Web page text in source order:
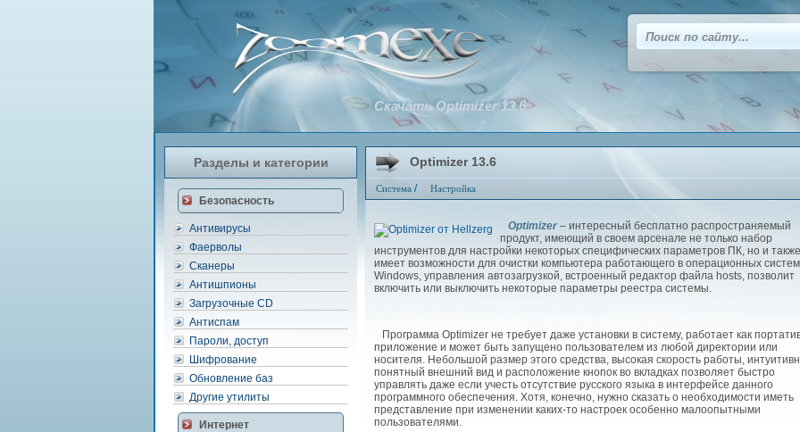
Разделы и категории
Безопасность
Антивирусы
Фаерволы
Сканеры
Антишпионы
Загрузочные CD
Антиспам
Пароли, доступ
Шифрование
Обновление баз
Другие утилиты
Интернет
Optimizer 13.6
Система / Настройка
Скачать Optimizer 13.6
Optimizer – интересный бесплатно распространяемый
продукт, имеющий в своем арсенале не только набор
инструментов для настройки некоторых специфических параметров ПК, но и также
имеет возможности для очистки компьютера работающего в операционных
Windows, управления автозагрузкой, встроенный редактор файла hosts, позволит
включить или выключить некоторые параметры реестра системы.
Программа Optimizer не требует даже установки в систему, работает как
приложение и может быть запущено пользователем из любой директории или
носителя. Небольшой размер этого средства, высокая скорость работы,
понятный внешний вид и расположение кнопок во вкладках позволяет быстро
управлять даже если учесть отсутствие русского языка в интерфейсе данного
программного обеспечения. Хотя, конечно, нужно сказать о необходимости иметь
представление при изменении каких-то настроек особенно малоопытными
пользователями.